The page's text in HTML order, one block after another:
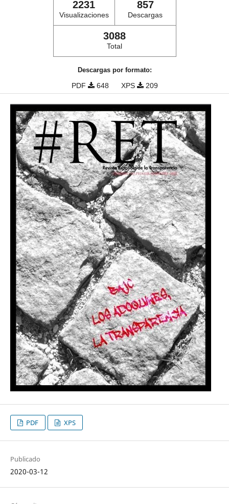
2231
Visualizaciones
857
Descargas
3088
Total
Descargas por formato:
PDF 648 XPS 209
PDF XPS
Publicado
2020-03-12